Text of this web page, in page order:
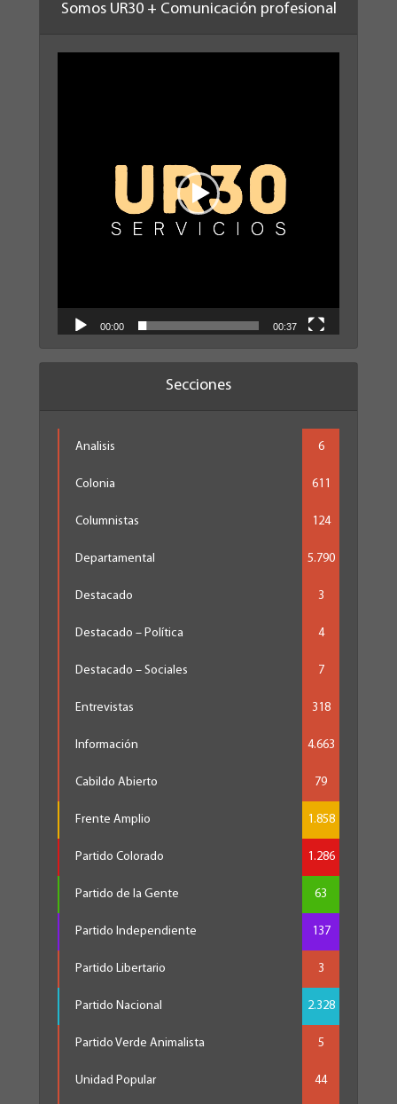
Somos UR30 + Comunicación profesional
00:00 00:37
Secciones
Analisis 6
Colonia 611
Columnistas 124
Departamental 5.790
Destacado 3
Destacado – Política 4
Destacado – Sociales 7
Entrevistas 318
Información 4.663
Cabildo Abierto 79
Frente Amplio 1.858
Partido Colorado 1.286
Partido de la Gente 63
Partido Independiente 137
Partido Libertario 3
Partido Nacional 2.328
Partido Verde Animalista 5
Unidad Popular 44